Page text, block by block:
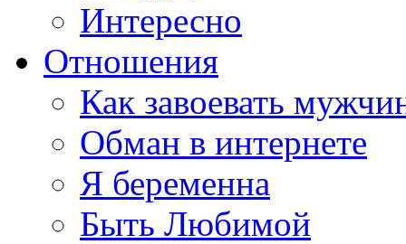
Интересно
Отношения
Как завоевать
Обман в интернете
Я беременна
Быть Любимой